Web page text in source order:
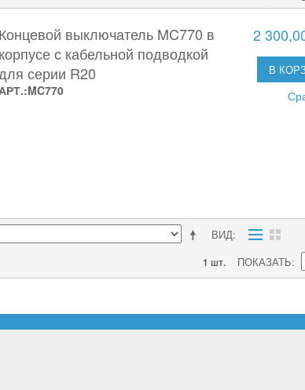
Концевой выключатель MC770 в
корпусе с кабельной подводкой
для серии R20
2
В
ВИД
1 шт. ПОКАЗАТЬ